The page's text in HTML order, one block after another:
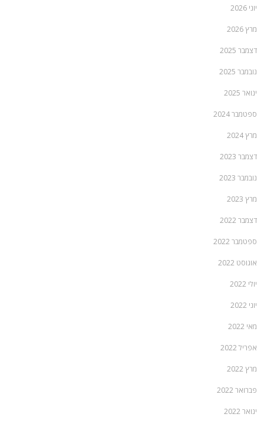
יוני 2026
מרץ 2026
דצמבר 2025
נובמבר 2025
ינואר 2025
ספטמבר 2024
מרץ 2024
דצמבר 2023
נובמבר 2023
מרץ 2023
דצמבר 2022
ספטמבר 2022
אוגוסט 2022
יולי 2022
יוני 2022
מאי 2022
אפריל 2022
מרץ 2022
פברואר 2022
ינואר 2022